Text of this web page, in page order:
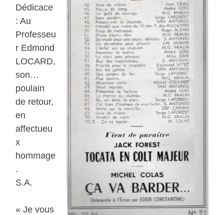
Dédicace
: Au
Professeu
r Edmond
LOCARD,
son…
poulain
de retour,
en
affectueu
x
hommage
.
S.A.
« Je vous